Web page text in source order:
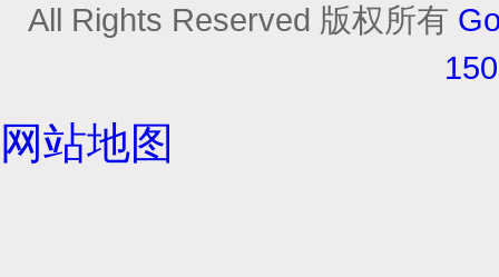
All Rights Reserved 版权所有
网站地图